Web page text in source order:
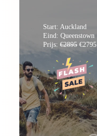
Start: Auckland
Eind: Queenstown
Prijs:€2895 €2795